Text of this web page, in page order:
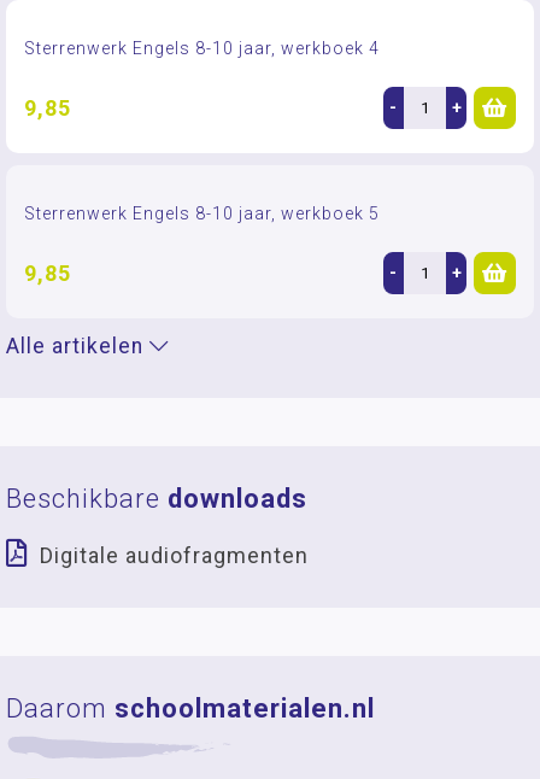
Sterrenwerk Engels 8-10 jaar, werkboek 4
9,85 - +
Sterrenwerk Engels 8-10 jaar, werkboek 5
9,85 - +
Alle artikelen
Beschikbare downloads
Digitale audiofragmenten
Daarom schoolmaterialen.nl